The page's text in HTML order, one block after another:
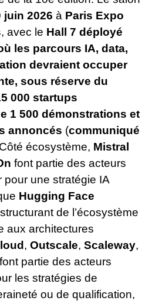
juin 2026 à Paris Expo
, avec le Hall 7 déployé
les parcours IA, data,
devraient occuper
sous réserve du
000 startups
1 500 démonstrations et
annoncés (communiqué
écosystème, Mistral
font partie des acteurs
pour une stratégie IA
Hugging Face
de l’écosystème
aux architectures
, Outscale, Scaleway,
font partie des acteurs
les stratégies de
ou de qualification,